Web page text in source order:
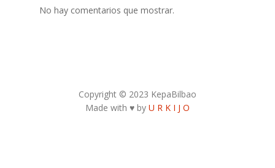
No hay comentarios que mostrar.
Copyright © 2023 KepaBilbao
Made with ♥ by U R K I J O